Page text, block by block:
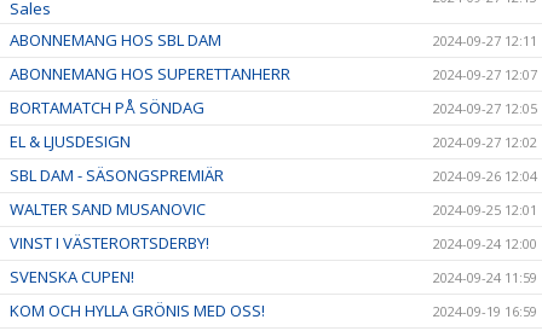
Sales
ABONNEMANG HOS SBL DAM 2024-09-27 12:11
ABONNEMANG HOS SUPERETTANHERR 2024-09-27 12:07
BORTAMATCH PÅ SÖNDAG 2024-09-27 12:05
EL & LJUSDESIGN 2024-09-27 12:02
SBL DAM - SÄSONGSPREMIÄR 2024-09-26 12:04
WALTER SAND MUSANOVIC 2024-09-25 12:01
VINST I VÄSTERORTSDERBY! 2024-09-24 12:00
SVENSKA CUPEN! 2024-09-24 11:59
KOM OCH HYLLA GRÖNIS MED OSS! 2024-09-19 16:59